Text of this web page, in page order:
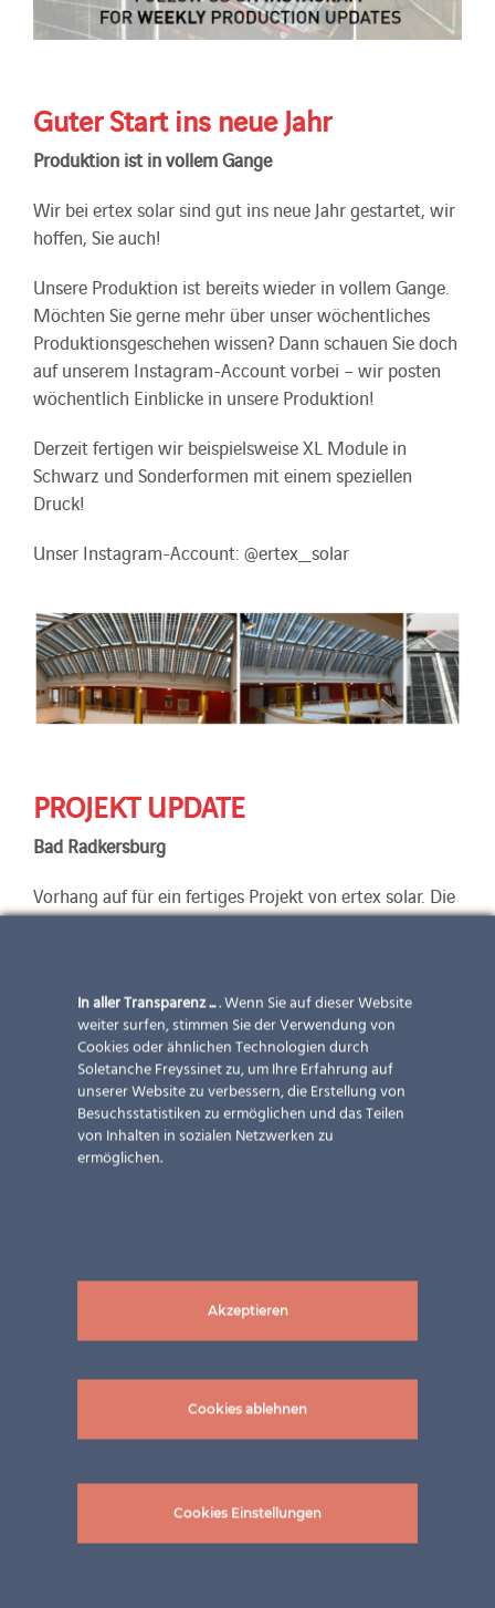
Guter Start ins neue Jahr
Produktion ist in vollem Gange
Wir bei ertex solar sind gut ins neue Jahr gestartet, wir
hoffen, Sie auch!
Unsere Produktion ist bereits wieder in vollem Gange.
Möchten Sie gerne mehr über unser wöchentliches
Produktionsgeschehen wissen? Dann schauen Sie doch
auf unserem Instagram-Account vorbei – wir posten
wöchentlich Einblicke in unsere Produktion!
Derzeit fertigen wir beispielsweise XL Module in
Schwarz und Sonderformen mit einem speziellen
Druck!
Unser Instagram-Account: @ertex_solar
PROJEKT UPDATE
Bad Radkersburg
Vorhang auf für ein fertiges Projekt von ertex solar. Die
Volksschule in Bad Radkersburg kann sich über eine
nachhaltige Energie! Im Dach wurden 36 VSG Module
in der Größe 680x1950mm und 680x2618mm verbaut.
Insgesamt haben die Module eine Leistung von 6,7
Dem aufmerksamen Betrachter fallen eventuell auch
die Sonderformen am Rande der Überdachung auf –
LinkedIn
TwitterFacebook
WhatsApp
EmailPrint
In aller Transparenz .... Wenn Sie auf dieser Website
weiter surfen, stimmen Sie der Verwendung von
Cookies oder ähnlichen Technologien durch
Soletanche Freyssinet zu, um Ihre Erfahrung auf
unserer Website zu verbessern, die Erstellung von
Besuchsstatistiken zu ermöglichen und das Teilen
von Inhalten in sozialen Netzwerken zu
ermöglichen.
Akzeptieren
Cookies ablehnen
Cookies Einstellungen